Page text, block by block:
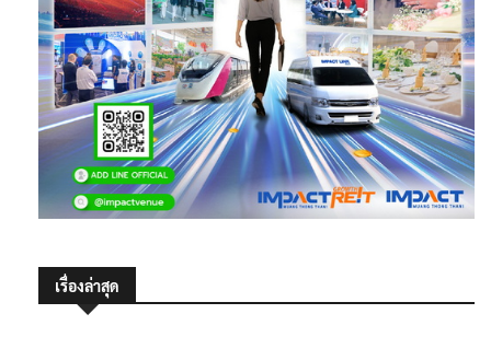
เรื่องล่าสุด